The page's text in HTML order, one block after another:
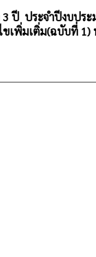
3 ปี ประจำปีงบปร
เพิ่มเติ่ม(ฉบับที่ 1)